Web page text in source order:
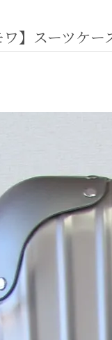
】スーツケー